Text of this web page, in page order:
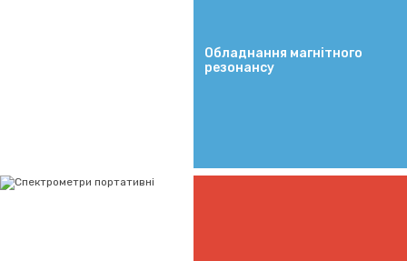
Обладнання магнітного
резонансу